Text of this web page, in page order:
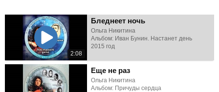
2:08
Бледнеет ночь
Ольга Никитина
Альбом: Иван Бунин. Настанет день
2015 год
Еще не раз
Ольга Никитина
Альбом: Причуды сердца